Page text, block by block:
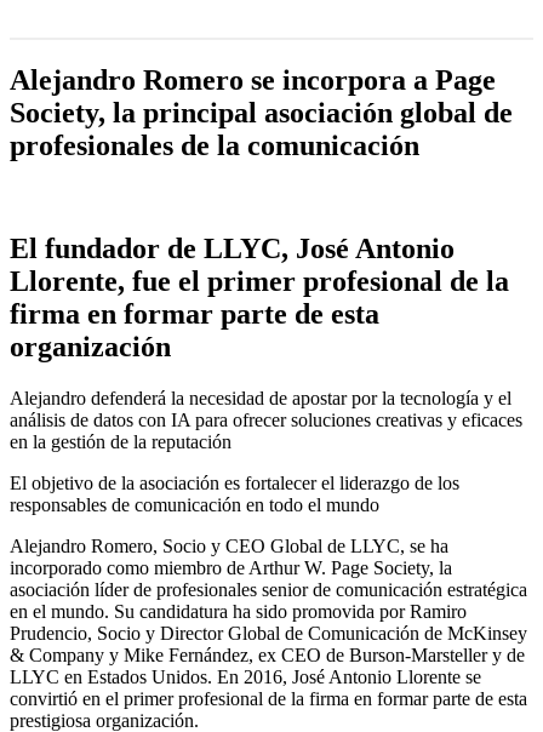
Alejandro Romero se incorpora a Page
Society, la principal asociación global de
profesionales de la comunicación
El fundador de LLYC, José Antonio
Llorente, fue el primer profesional de la
firma en formar parte de esta
organización
Alejandro defenderá la necesidad de apostar por la tecnología y el
análisis de datos con IA para ofrecer soluciones creativas y eficaces
en la gestión de la reputación
El objetivo de la asociación es fortalecer el liderazgo de los
responsables de comunicación en todo el mundo
Alejandro Romero, Socio y CEO Global de LLYC, se ha
incorporado como miembro de Arthur W. Page Society, la
asociación líder de profesionales senior de comunicación estratégica
en el mundo. Su candidatura ha sido promovida por Ramiro
Prudencio, Socio y Director Global de Comunicación de McKinsey
& Company y Mike Fernández, ex CEO de Burson-Marsteller y de
LLYC en Estados Unidos. En 2016, José Antonio Llorente se
convirtió en el primer profesional de la firma en formar parte de esta
prestigiosa organización.